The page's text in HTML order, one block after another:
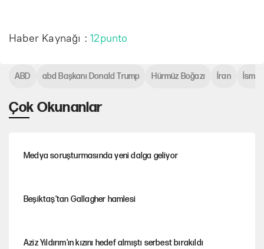
Haber Kaynağı :12punto
Çok Okunanlar
Medya soruşturmasında yeni dalga geliyor
Beşiktaş’tan Gallagher hamlesi
Aziz Yıldırım'ın kızını hedef almıştı serbest bırakıldı
ABD abd Başkanı Donald Trump Hürmüz Boğazı İran